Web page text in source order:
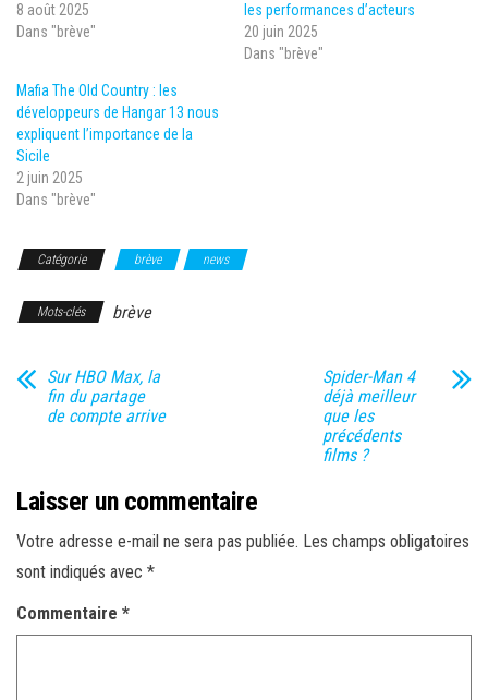
8 août 2025
Dans "brève"
les performances d’acteurs
20 juin 2025
Dans "brève"
Mafia The Old Country : les
développeurs de Hangar 13 nous
expliquent l’importance de la
Sicile
2 juin 2025
Dans "brève"
Catégorie brève news
Mots-clés brève
Sur HBO Max, la
fin du partage
de compte arrive
Spider-Man 4
déjà meilleur
que les
précédents
films ?
Laisser un commentaire
Votre adresse e-mail ne sera pas publiée. Les champs obligatoires
sont indiqués avec *
Commentaire *